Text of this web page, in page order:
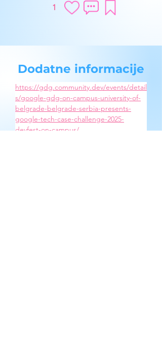
1
Dodatne informacije
https://gdg.community.dev/events/detail
s/google-gdg-on-campus-university-of-
belgrade-belgrade-serbia-presents-
google-tech-case-challenge-2025-
devfest-on-campus/